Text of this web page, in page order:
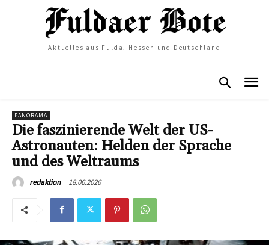
Aktuelles aus Fulda, Hessen und Deutschland
PANORAMA
Die faszinierende Welt der US-
Astronauten: Helden der Sprache
und des Weltraums
redaktion 18.06.2026